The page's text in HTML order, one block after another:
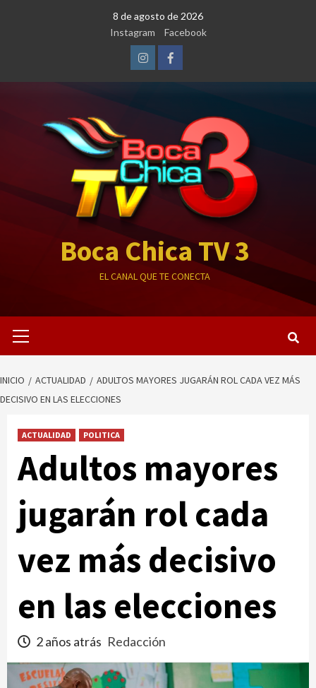
8 de agosto de 2026
Instagram
Facebook
InstagramFacebook
Boca Chica TV 3
EL CANAL QUE TE CONECTA
primario
INICIO ACTUALIDAD
ADULTOS MAYORES JUGARÁN ROL CADA VEZ MÁS
DECISIVO EN LAS ELECCIONES
ACTUALIDAD POLITICA
Adultos mayores
jugarán rol cada
vez más decisivo
en las elecciones
2 años atrás Redacción